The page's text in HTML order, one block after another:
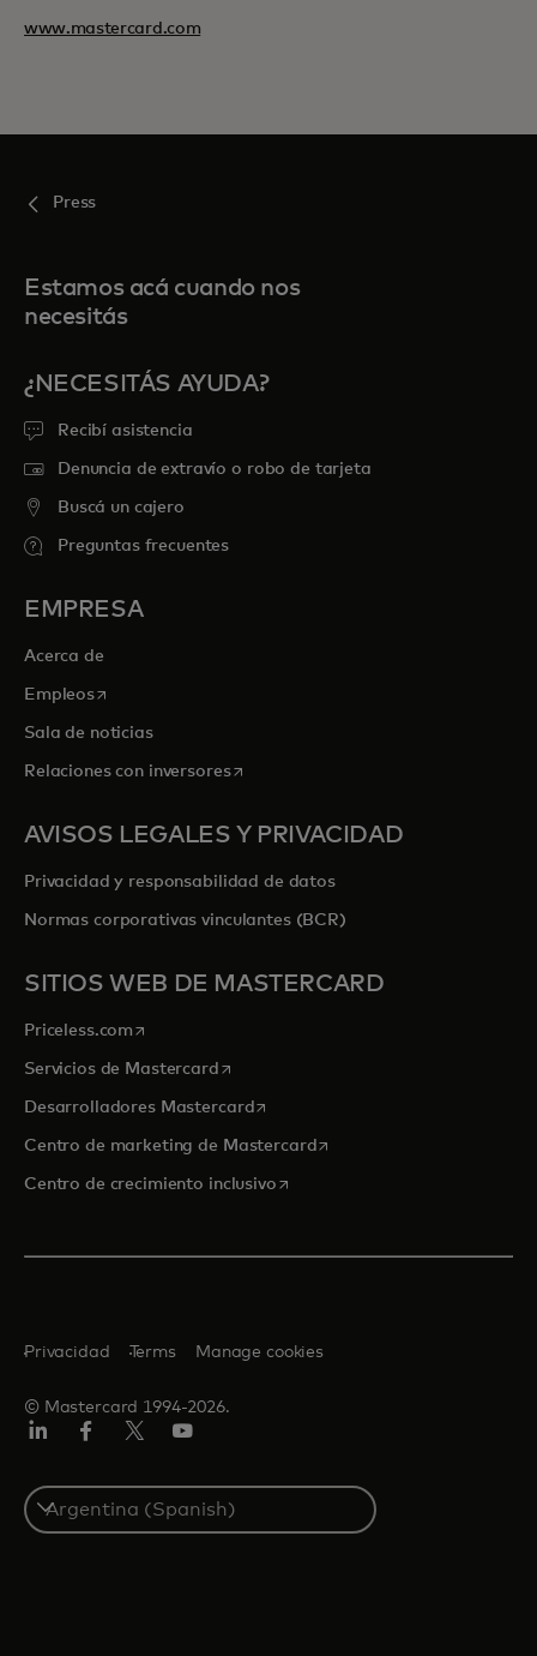
www.mastercard.com
Press
Estamos acá cuando nos
necesitás
¿NECESITÁS AYUDA?
Recibí asistencia
Denuncia de extravío o robo de tarjeta
Buscá un cajero
Preguntas frecuentes
EMPRESA
Acerca de
Empleosse abre en una pestaña nueva
Sala de noticias
Relaciones con inversoresse abre en una pestaña nueva
AVISOS LEGALES Y PRIVACIDAD
Privacidad y responsabilidad de datos
Normas corporativas vinculantes (BCR)
SITIOS WEB DE MASTERCARD
Priceless.com se abre en una pestaña nueva
Servicios de Mastercardse abre en una pestaña nueva
Desarrolladores Mastercardse abre en una pestaña nueva
Centro de marketing de Mastercardse abre en una pestaña
Centro de crecimiento inclusivose abre en una pestaña nueva
© Mastercard 1994-2026.
Privacidad Terms Manage cookies
Select
a
country